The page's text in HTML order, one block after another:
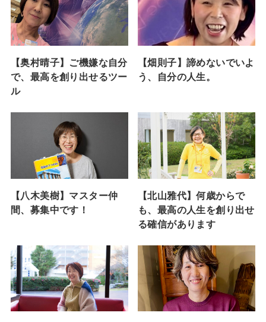
【奥村晴子】ご機嫌な自分
で、最高を創り出せるツー
ル
【畑則子】諦めないでいよ
う、自分の人生。
【八木美樹】マスター仲
間、募集中です！
【北山雅代】何歳からで
も、最高の人生を創り出せ
る確信があります